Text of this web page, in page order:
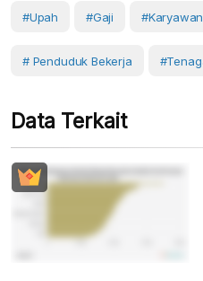
#Upah #Gaji #Karyawan
# Penduduk Bekerja
Data Terkait